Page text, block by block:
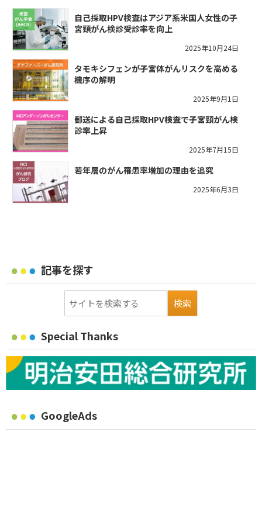
自己採取HPV検査はアジア系米国人女性の子
宮頸がん検診受診率を向上
2025年10月24日
タモキシフェンが子宮体がんリスクを高める
機序の解明
2025年9月1日
郵送による自己採取HPV検査で子宮頸がん検
診率上昇
2025年7月15日
若年層のがん罹患率増加の理由を追究
2025年6月3日
記事を探す
Special Thanks
GoogleAds